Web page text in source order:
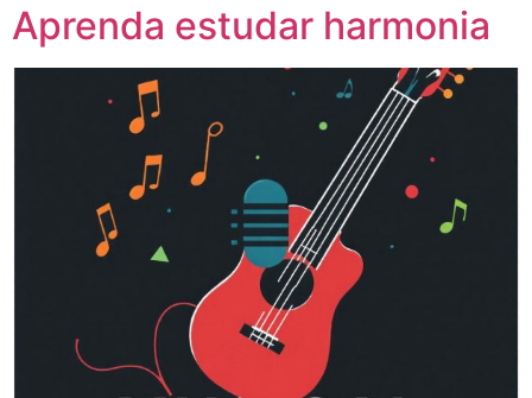
Aprenda estudar harmonia